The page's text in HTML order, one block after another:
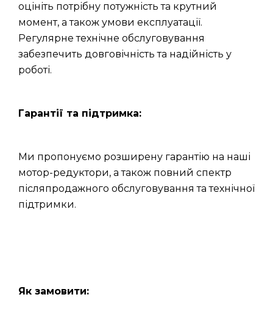
оцініть потрібну потужність та крутний
момент, а також умови експлуатації.
Регулярне технічне обслуговування
забезпечить довговічність та надійність у
роботі.
Гарантії та підтримка:
Ми пропонуємо розширену гарантію на наші
мотор-редуктори, а також повний спектр
післяпродажного обслуговування та технічної
підтримки.
Як замовити: